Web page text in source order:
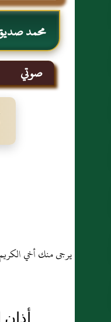
محمد
صوتي
يرجى منك أخي